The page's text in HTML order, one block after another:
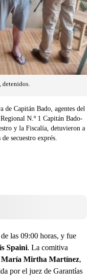
detenidos.
Capitán Bado, agentes del
N.º 1 Capitán Bado-
y la Fiscalía, detuvieron a
secuestro exprés.
las 09:00 horas, y fue
Spaini. La comitiva
María Mirtha Martínez,
por el juez de Garantías